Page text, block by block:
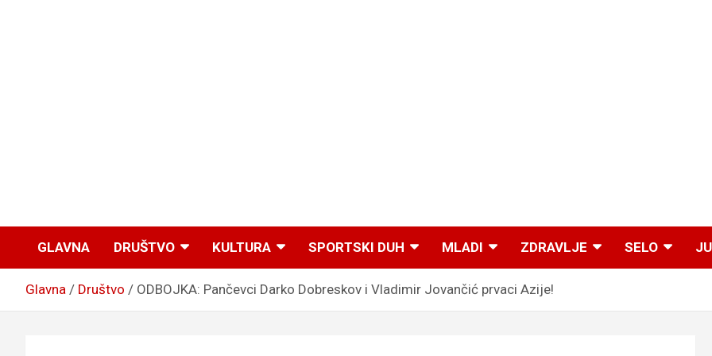
GLAVNA DRUŠTVO KULTURA SPORTSKI DUH MLADI ZDRAVLJE SELO
Glavna Društvo ODBOJKA: Pančevci Darko Dobreskov i Vladimir Jovančić prvaci Azije!